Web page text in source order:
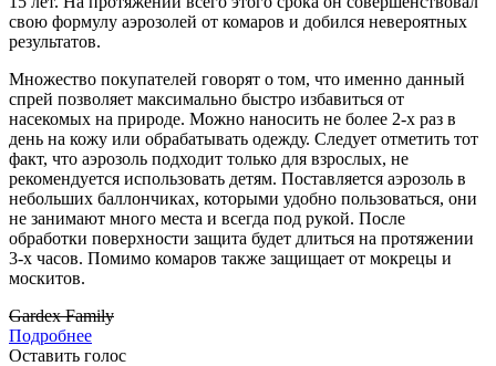
свою формулу аэрозолей от комаров и добился невероятных
результатов.
Множество покупателей говорят о том, что именно данный
спрей позволяет максимально быстро избавиться от
насекомых на природе. Можно наносить не более 2-х раз в
день на кожу или обрабатывать одежду. Следует отметить тот
факт, что аэрозоль подходит только для взрослых, не
рекомендуется использовать детям. Поставляется аэрозоль в
небольших баллончиках, которыми удобно пользоваться, они
не занимают много места и всегда под рукой. После
обработки поверхности защита будет длиться на протяжении
3-х часов. Помимо комаров также защищает от мокрецы и
москитов.
Gardex Family
Подробнее
Оставить голос